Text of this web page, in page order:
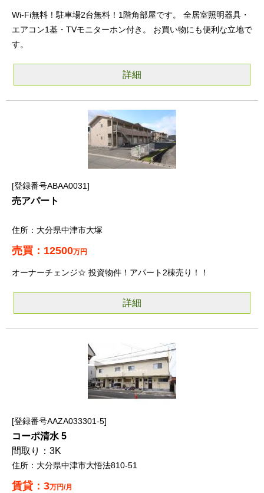
Wi-Fi無料！駐車場2台無料！1階角部屋です。 全居室照明器具・
エアコン1基・TVモニターホン付き。 お買い物にも便利な立地で
す。
詳細
登録番号ABAA0031
売アパート
大分県中津市大塚
12500万円
オーナーチェンジ☆ 投資物件！アパート2棟売り！！
詳細
登録番号AAZA033301-5
コーポ清水 5
3K
大分県中津市大悟法810-51
3万円/月